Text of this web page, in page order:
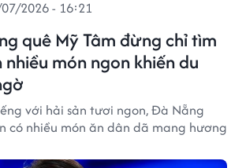
quê Mỹ Tâm đừng chỉ tìm
nhiều món ngon khiến du
2026 - 16:21
với hải sản tươi ngon, Đà Nẵng
có nhiều món ăn dân dã mang hương